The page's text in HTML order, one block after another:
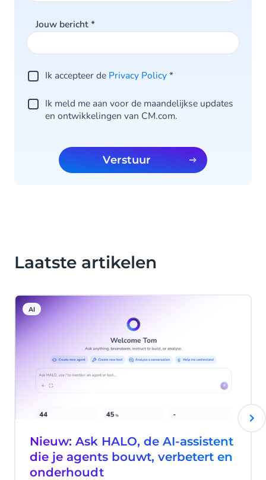
Jouw bericht*
Ik accepteer de Privacy Policy*
Ik meld me aan voor de maandelijkse updates
en ontwikkelingen van CM.com.
Verstuur
Laatste artikelen
AI
Nieuw: Ask HALO, de AI-assistent
die je agents bouwt, verbetert en
onderhoudt